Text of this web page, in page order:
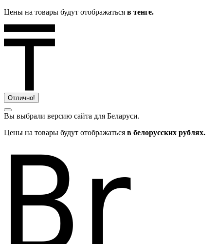
Цены на товары будут отображаться в тенге.
Отлично!
Вы выбрали версию сайта для Беларуси.
Цены на товары будут отображаться в белорусских рублях.